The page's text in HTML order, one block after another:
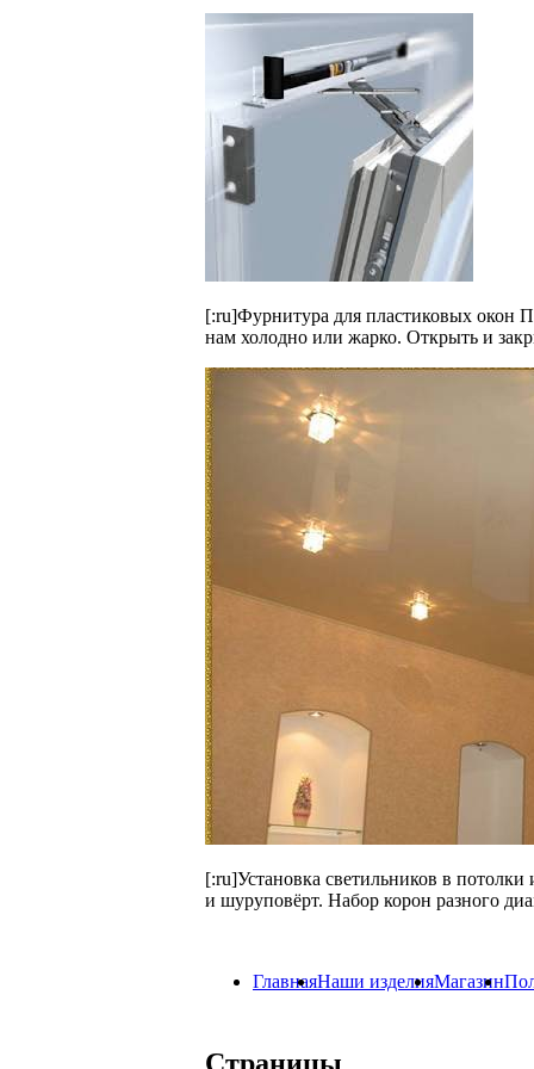
[:ru]Фурнитура для пластиковых окон
нам холодно или жарко. Открыть и
[:ru]Установка светильников в
и шуруповёрт. Набор корон разного
ГлавнаяНаши изделияМагазин